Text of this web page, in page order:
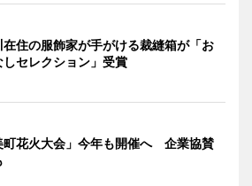
在住の服飾家が手がける裁縫箱が「お
しセレクション」受賞
町花火大会」今年も開催へ 企業協賛